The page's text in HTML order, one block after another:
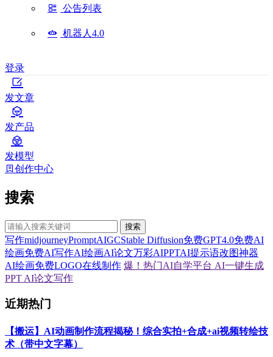
公告列表
机器人4.0
登录
发文章
发产品
发模型
创作中心
搜索
搜索
写作midjourneyPromptAIGCStable Diffusion免费GPT4.0免费AI
绘画免费AI写作AI绘画AI论文万彩AIPPTAI提示语改图神器
AI绘画免费LOGO在线制作 爆！热门AI自学平台 AI一键生成
PPT AI论文写作
近期热门
【搬运】AI动画制作流程揭秘！综合实拍+合成+ai视频转绘技
术（带中文字幕）